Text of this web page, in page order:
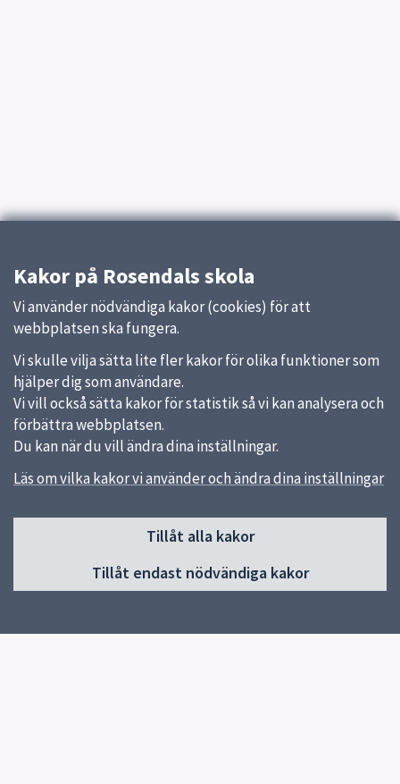
Kakor på Rosendals skola
Vi använder nödvändiga kakor (cookies) för att
webbplatsen ska fungera.
Vi skulle vilja sätta lite fler kakor för olika funktioner som
hjälper dig som användare.
Vi vill också sätta kakor för statistik så vi kan analysera och
förbättra webbplatsen.
Du kan när du vill ändra dina inställningar.
Läs om vilka kakor vi använder och ändra dina inställningar
Tillåt alla kakor
Tillåt endast nödvändiga kakor